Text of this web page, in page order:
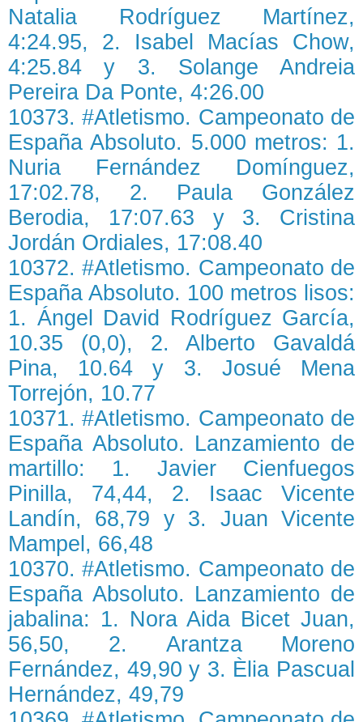
Natalia Rodríguez Martínez,
4:24.95, 2. Isabel Macías Chow,
4:25.84 y 3. Solange Andreia
Pereira Da Ponte, 4:26.00
10373. #Atletismo. Campeonato de
España Absoluto. 5.000 metros: 1.
Nuria Fernández Domínguez,
17:02.78, 2. Paula González
Berodia, 17:07.63 y 3. Cristina
Jordán Ordiales, 17:08.40
10372. #Atletismo. Campeonato de
España Absoluto. 100 metros lisos:
1. Ángel David Rodríguez García,
10.35 (0,0), 2. Alberto Gavaldá
Pina, 10.64 y 3. Josué Mena
Torrejón, 10.77
10371. #Atletismo. Campeonato de
España Absoluto. Lanzamiento de
martillo: 1. Javier Cienfuegos
Pinilla, 74,44, 2. Isaac Vicente
Landín, 68,79 y 3. Juan Vicente
Mampel, 66,48
10370. #Atletismo. Campeonato de
España Absoluto. Lanzamiento de
jabalina: 1. Nora Aida Bicet Juan,
56,50, 2. Arantza Moreno
Fernández, 49,90 y 3. Èlia Pascual
Hernández, 49,79